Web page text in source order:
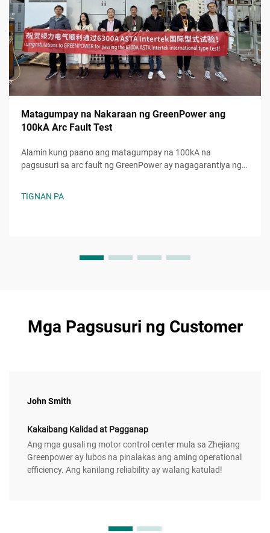
Matagumpay na Nakaraan ng GreenPower ang
100kA Arc Fault Test
Alamin kung paano ang matagumpay na 100kA na
pagsusuri sa arc fault ng GreenPower ay nagagarantiya ng
TIGNAN PA
Mga Pagsusuri ng Customer
John Smith
Kakaibang Kalidad at Pagganap
Ang mga gusali ng motor control center mula sa Zhejiang
Greenpower ay lubos na pinalakas ang aming operational
efficiency. Ang kanilang reliability ay walang katulad!